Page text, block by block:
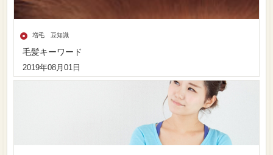
増毛 豆知識
毛髪キーワード
2019年08月01日